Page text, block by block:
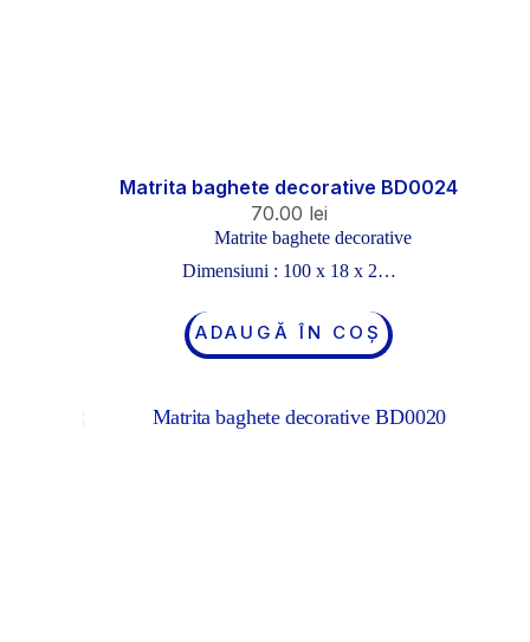
Matrita baghete decorative BD0024
70.00 lei
Matrite baghete decorative
Dimensiuni : 100 x 18 x 2…
ADAUGĂ ÎN COȘ